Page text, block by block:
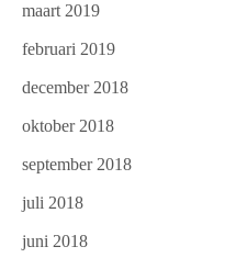
maart 2019
februari 2019
december 2018
oktober 2018
september 2018
juli 2018
juni 2018